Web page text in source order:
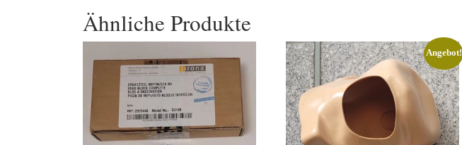
Ähnliche Produkte
Angebot!